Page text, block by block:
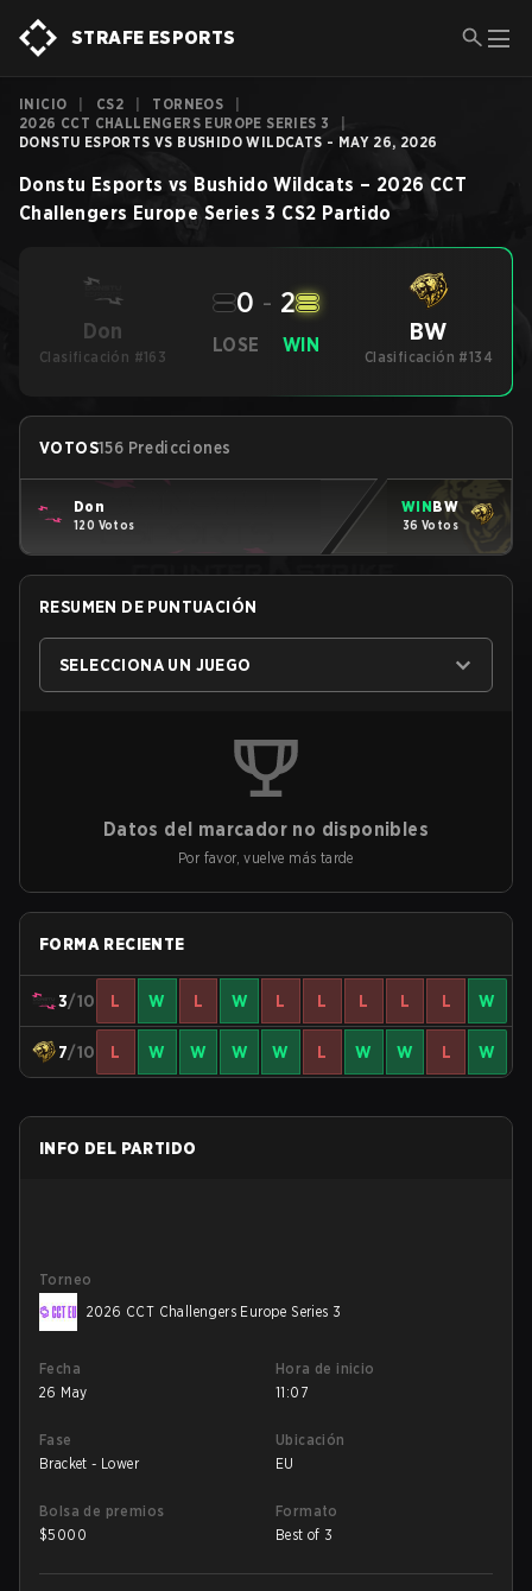
STRAFE ESPORTS
INICIO CS2 TORNEOS
2026 CCT CHALLENGERS EUROPE SERIES 3
DONSTU ESPORTS VS BUSHIDO WILDCATS - MAY 26, 2026
Donstu Esports vs Bushido Wildcats – 2026 CCT
Challengers Europe Series 3 CS2 Partido
Don
Clasificación #163
LOSE
0 - 2
WIN BW
Clasificación #134
VOTOS156 Predicciones
Don
120 Votos
WINBW
36 Votos
RESUMEN DE PUNTUACIÓN
SELECCIONA UN JUEGO
Datos del marcador no disponibles
Por favor, vuelve más tarde
FORMA RECIENTE
3/10 L W L W L L L L L W
7/10 L W W W W L W W L W
INFO DEL PARTIDO
Torneo
2026 CCT Challengers Europe Series 3
Fecha
26 May
Hora de inicio
11:07
Fase
Bracket - Lower
Ubicación
EU
Bolsa de premios
$5000
Formato
Best of 3